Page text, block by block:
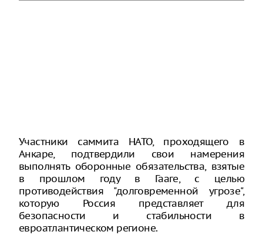
Участники саммита НАТО, проходящего в
Анкаре, подтвердили свои намерения
выполнять оборонные обязательства, взятые
в прошлом году в Гааге, с целью
противодействия "долговременной угрозе",
которую Россия представляет для
безопасности и стабильности в
евроатлантическом регионе.